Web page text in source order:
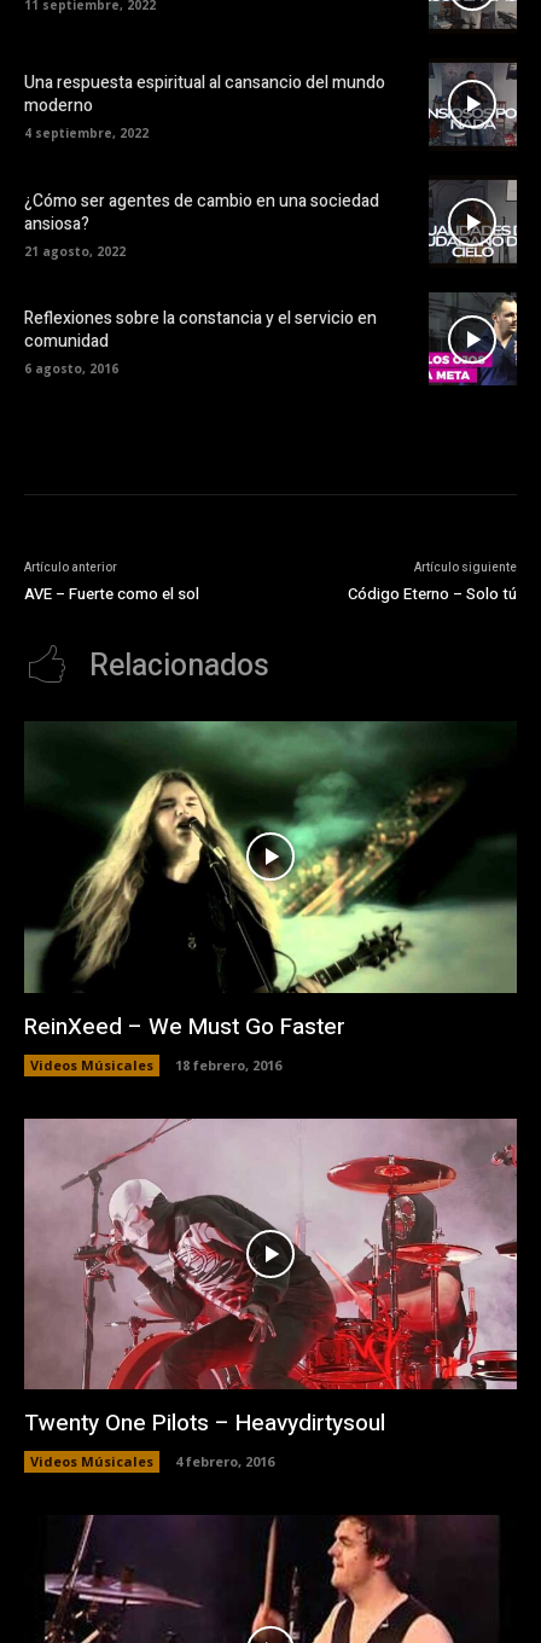
11 septiembre, 2022
Una respuesta espiritual al cansancio del mundo
moderno
4 septiembre, 2022
¿Cómo ser agentes de cambio en una sociedad
ansiosa?
21 agosto, 2022
Reflexiones sobre la constancia y el servicio en
comunidad
6 agosto, 2016
Artículo anterior
AVE – Fuerte como el sol
Artículo siguiente
Código Eterno – Solo tú
Relacionados
ReinXeed – We Must Go Faster
Videos Músicales 18 febrero, 2016
Twenty One Pilots – Heavydirtysoul
Videos Músicales 4 febrero, 2016